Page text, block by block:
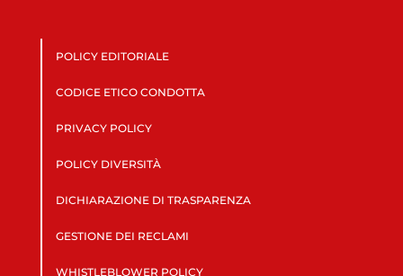
POLICY EDITORIALE
CODICE ETICO CONDOTTA
PRIVACY POLICY
POLICY DIVERSITÀ
DICHIARAZIONE DI TRASPARENZA
GESTIONE DEI RECLAMI
WHISTLEBLOWER POLICY